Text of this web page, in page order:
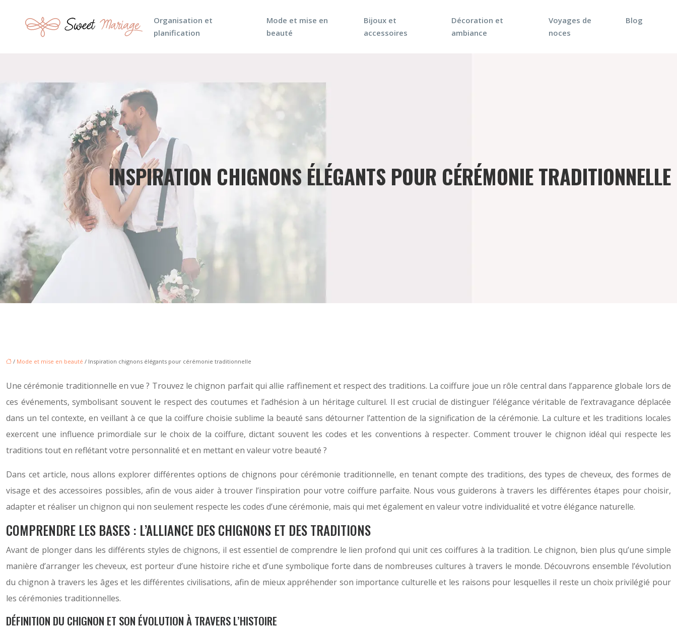
Organisation et
planification
Mode et mise en
beauté
Bijoux et
accessoires
Décoration et
ambiance
Voyages de
noces
Blog
INSPIRATION CHIGNONS ÉLÉGANTS POUR CÉRÉMONIE TRADITIONNELLE
/ Mode et mise en beauté / Inspiration chignons élégants pour cérémonie traditionnelle
Une cérémonie traditionnelle en vue ? Trouvez le chignon parfait qui allie raffinement et respect des traditions. La coiffure joue un rôle central dans l’apparence globale lors de
ces événements, symbolisant souvent le respect des coutumes et l’adhésion à un héritage culturel. Il est crucial de distinguer l’élégance véritable de l’extravagance déplacée
dans un tel contexte, en veillant à ce que la coiffure choisie sublime la beauté sans détourner l’attention de la signification de la cérémonie. La culture et les traditions locales
exercent une influence primordiale sur le choix de la coiffure, dictant souvent les codes et les conventions à respecter. Comment trouver le chignon idéal qui respecte les
traditions tout en reflétant votre personnalité et en mettant en valeur votre beauté ?
Dans cet article, nous allons explorer différentes options de chignons pour cérémonie traditionnelle, en tenant compte des traditions, des types de cheveux, des formes de
visage et des accessoires possibles, afin de vous aider à trouver l’inspiration pour votre coiffure parfaite. Nous vous guiderons à travers les différentes étapes pour choisir,
adapter et réaliser un chignon qui non seulement respecte les codes d’une cérémonie, mais qui met également en valeur votre individualité et votre élégance naturelle.
COMPRENDRE LES BASES : L’ALLIANCE DES CHIGNONS ET DES TRADITIONS
Avant de plonger dans les différents styles de chignons, il est essentiel de comprendre le lien profond qui unit ces coiffures à la tradition. Le chignon, bien plus qu’une simple
manière d’arranger les cheveux, est porteur d’une histoire riche et d’une symbolique forte dans de nombreuses cultures à travers le monde. Découvrons ensemble l’évolution
du chignon à travers les âges et les différentes civilisations, afin de mieux appréhender son importance culturelle et les raisons pour lesquelles il reste un choix privilégié pour
les cérémonies traditionnelles.
DÉFINITION DU CHIGNON ET SON ÉVOLUTION À TRAVERS L’HISTOIRE